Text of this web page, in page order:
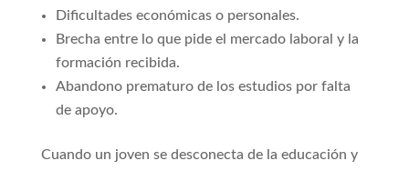
Dificultades económicas o personales.
Brecha entre lo que pide el mercado laboral y la
formación recibida.
Abandono prematuro de los estudios por falta
de apoyo.
Cuando un joven se desconecta de la educación y